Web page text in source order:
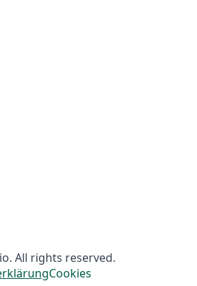
All rights reserved.
Cookies